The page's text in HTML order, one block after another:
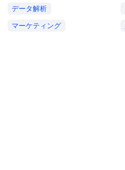
データ解析
マーケティング